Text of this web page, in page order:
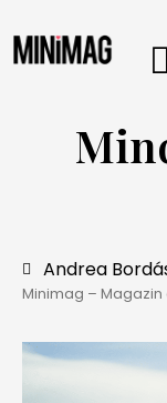
Andrea
Minimag –